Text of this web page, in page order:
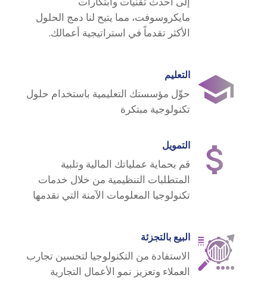
مايكروسوفت، مما يتيح لنا دمج الحلول
الأكثر تقدماً في استراتيجية أعمالك.
التعليم
حوِّل مؤسستك التعليمية باستخدام حلول
تكنولوجية مبتكرة
التمويل
قم بحماية عملياتك المالية وتلبية
المتطلبات التنظيمية من خلال خدمات
تكنولوجيا المعلومات الآمنة التي نقدمها
البيع بالتجزئة
الاستفادة من التكنولوجيا لتحسين تجارب
العملاء وتعزيز نمو الأعمال التجارية